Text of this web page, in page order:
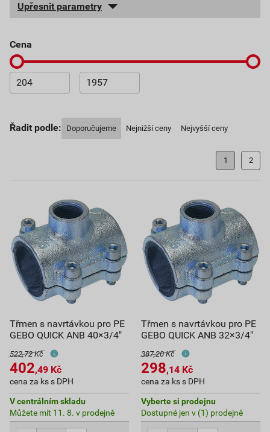
Upřesnit parametry
cena
Řadit podle: Doporučujeme Nejnižší ceny Nejvyšší ceny
1 2
Třmen s navrtávkou pro PE
GEBO QUICK ANB 40×3/4"
522,72 Kč
402,49 Kč
cena za ks s DPH
V centrálním skladu
Můžete mít 11. 8. v prodejně
Třmen s navrtávkou pro PE
GEBO QUICK ANB 32×3/4"
387,20 Kč
298,14 Kč
cena za ks s DPH
Vyberte si prodejnu
Dostupné jen v (1) prodejně